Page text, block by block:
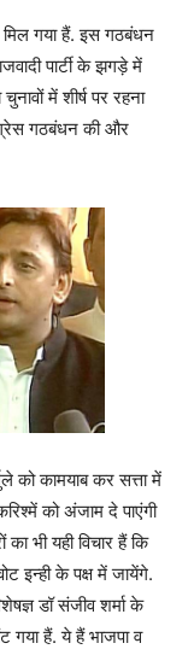
मिल गया हैं. इस गठबंधन
पार्टी के झगड़े में
में शीर्ष पर रहना
गठबंधन की और
को कामयाब कर सत्ता में
को अंजाम दे पाएंगी
भी यही विचार हैं कि
इन्ही के पक्ष में जायेंगे.
डॉ संजीव शर्मा के
गया हैं. ये हैं भाजपा व